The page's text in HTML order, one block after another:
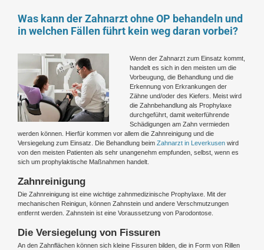
Was kann der Zahnarzt ohne OP behandeln und
in welchen Fällen führt kein weg daran vorbei?
grösseres
Wenn der Zahnarzt zum Einsatz kommt,
handelt es sich in den meisten um die
Vorbeugung, die Behandlung und die
Erkennung von Erkrankungen der
Zähne und/oder des Kiefers. Meist wird
die Zahnbehandlung als Prophylaxe
durchgeführt, damit weiterführende
Schädigungen am Zahn vermieden
werden können. Hierfür kommen vor allem die Zahnreinigung und die
Versiegelung zum Einsatz. Die Behandlung beim Zahnarzt in Leverkusen wird
von den meisten Patienten als sehr unangenehm empfunden, selbst, wenn es
sich um prophylaktische Maßnahmen handelt.
Zahnreinigung
Die Zahnreinigung ist eine wichtige zahnmedizinische Prophylaxe. Mit der
mechanischen Reinigun, können Zahnstein und andere Verschmutzungen
entfernt werden. Zahnstein ist eine Voraussetzung von Parodontose.
Die Versiegelung von Fissuren
An den Zahnflächen können sich kleine Fissuren bilden, die in Form von Rillen